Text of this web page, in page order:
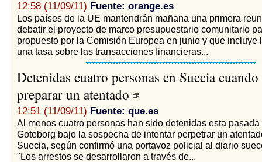
12:58 (11/09/11) Fuente: orange.es
Los países de la UE mantendrán mañana una primera
debatir el proyecto de marco presupuestario comunitario
propuesto por la Comisión Europea en junio y que incluye
una tasa sobre las transacciones financieras...
Detenidas cuatro personas en Suecia
preparar un atentado
12:51 (11/09/11) Fuente: que.es
Al menos cuatro personas han sido detenidas esta pasada
Goteborg bajo la sospecha de intentar perpetrar un
Suecia, según confirmó una portavoz policial al diario
"Los arrestos se desarrollaron a través de...